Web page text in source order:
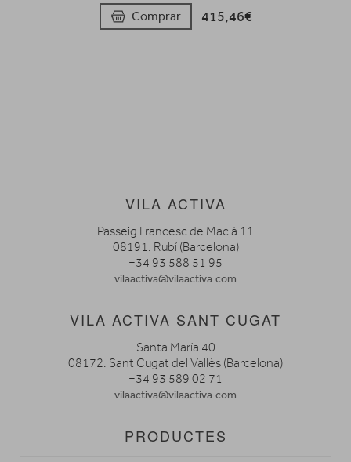
Comprar 415,46€
VILA ACTIVA
Passeig Francesc de Macià 11
08191. Rubí (Barcelona)
+34 93 588 51 95
vilaactiva@vilaactiva.com
VILA ACTIVA SANT CUGAT
Santa María 40
08172. Sant Cugat del Vallès (Barcelona)
+34 93 589 02 71
vilaactiva@vilaactiva.com
PRODUCTES